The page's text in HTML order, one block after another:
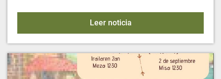
Leer noticiaPrograma de